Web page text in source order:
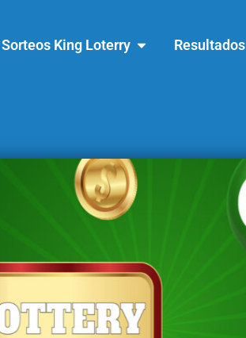
Sorteos King Loterry Resultados